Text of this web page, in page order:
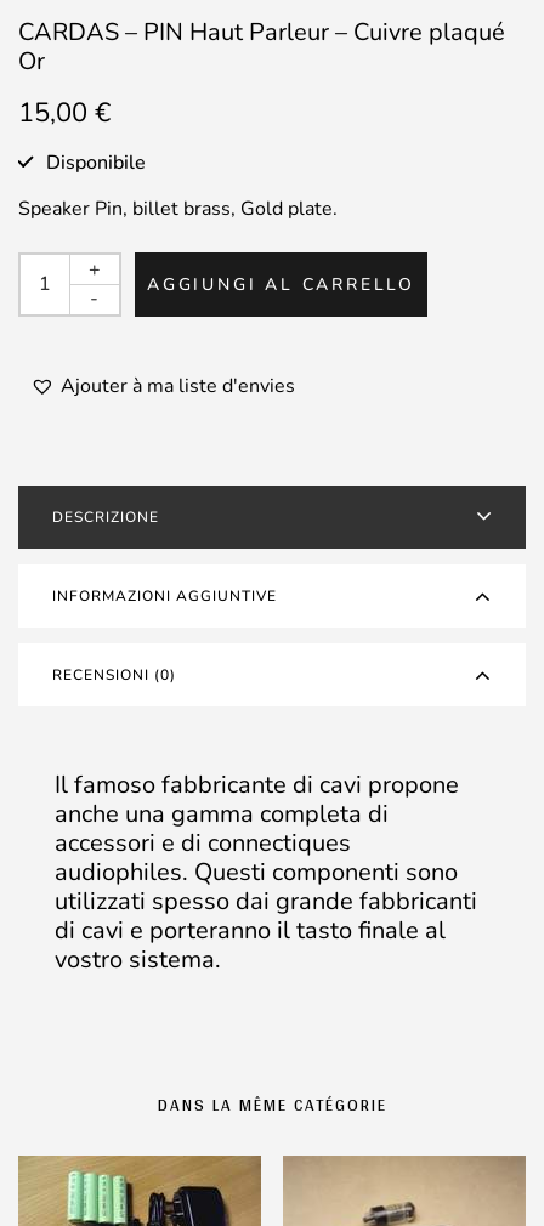
CARDAS – PIN Haut Parleur – Cuivre plaqué
Or
15,00 €
Disponibile
Speaker Pin, billet brass, Gold plate.
CARDAS
Parleur
quantità
-
+
AGGIUNGI AL CARRELLO
Ajouter à ma liste d'envies
DESCRIZIONE
INFORMAZIONI AGGIUNTIVE
RECENSIONI (0)
Il famoso fabbricante di cavi propone
anche una gamma completa di
accessori e di connectiques
audiophiles. Questi componenti sono
utilizzati spesso dai grande fabbricanti
di cavi e porteranno il tasto finale al
vostro sistema.
DANS LA MÊME CATÉGORIE